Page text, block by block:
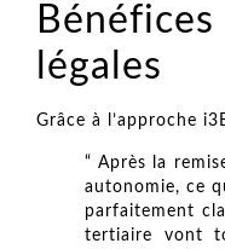
légales
Grâce à l’approche
“ Après la
autonomie, ce
parfaitement
tertiaire vont